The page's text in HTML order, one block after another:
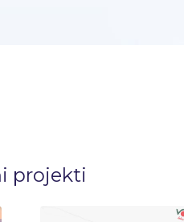
projekti